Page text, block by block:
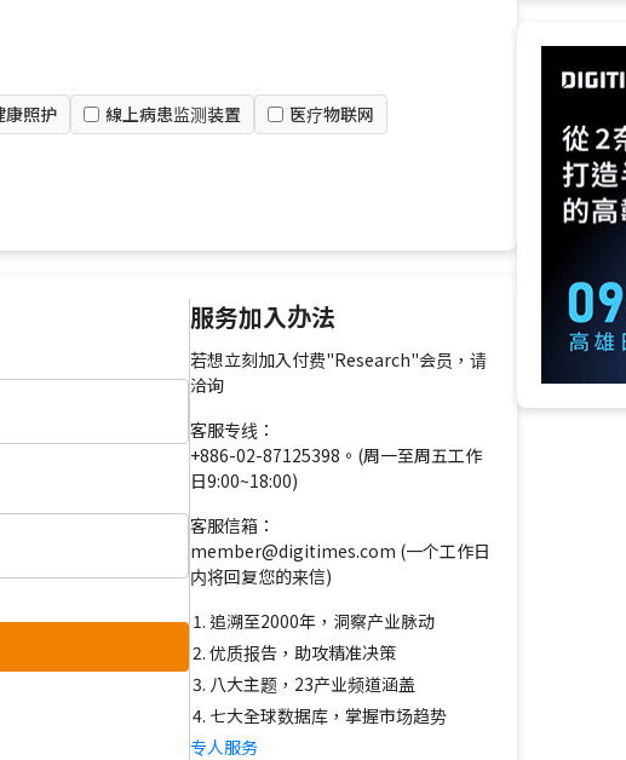
康照护 線上病患监测装置
医疗物联网
服务加入办法
若想立刻加入付费"Research"会员，请
洽询
客服专线：
+886-02-87125398。(周一至周五工作
日9:00~18:00)
客服信箱：
member@digitimes.com (一个工作日
内将回复您的来信)
追溯至2000年，洞察产业脉动
优质报告，助攻精准决策
八大主题，23产业频道涵盖
七大全球数据库，掌握市场趋势
专人服务